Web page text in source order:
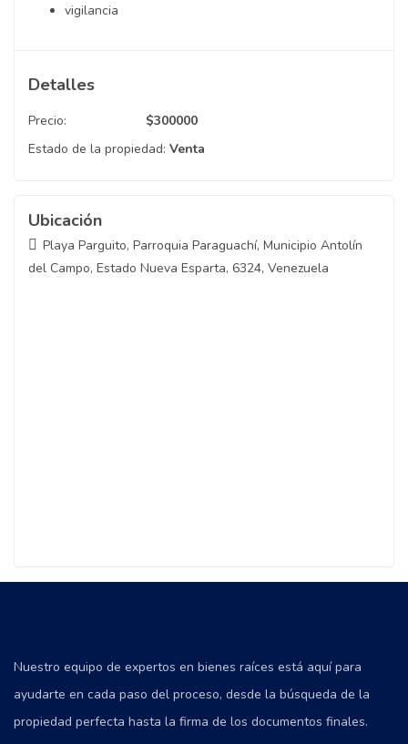
vigilancia
Detalles
Precio: $300000
Estado de la propiedad: Venta
Ubicación
Playa Parguito, Parroquia Paraguachí, Municipio Antolín
del Campo, Estado Nueva Esparta, 6324, Venezuela
Nuestro equipo de expertos en bienes raíces está aquí para
ayudarte en cada paso del proceso, desde la búsqueda de la
propiedad perfecta hasta la firma de los documentos finales.